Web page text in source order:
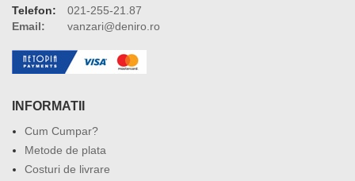
Telefon:
021-255-21.87
Email:
vanzari@deniro.ro
INFORMATII
Cum Cumpar?
Metode de plata
Costuri de livrare